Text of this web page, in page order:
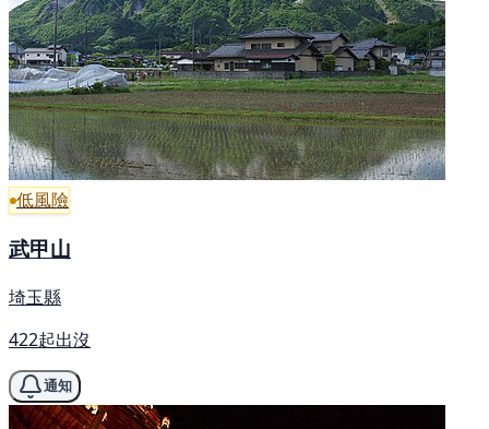
低風險
武甲山
埼玉縣
422起出沒
通知